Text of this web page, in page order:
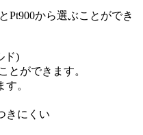
Pt900から選ぶことができ
ド)
とができます。
。
きにくい